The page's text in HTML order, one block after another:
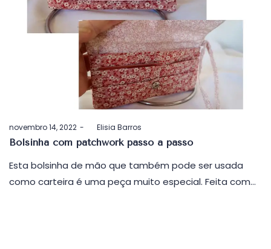
Postado
em
novembro 14, 2022 byElisia Barros
Bolsinha com patchwork passo a passo
Esta bolsinha de mão que também pode ser usada
como carteira é uma peça muito especial. Feita com…